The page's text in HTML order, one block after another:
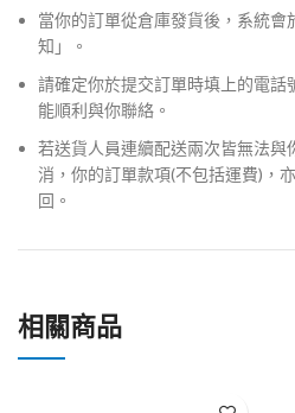
當你的訂單從倉庫發貨後，系統會
知」。
請確定你於提交訂單時填上的電話
能順利與你聯絡。
若送貨人員連續配送兩次皆無法與
消，你的訂單款項(不包括運費)，
回。
相關商品